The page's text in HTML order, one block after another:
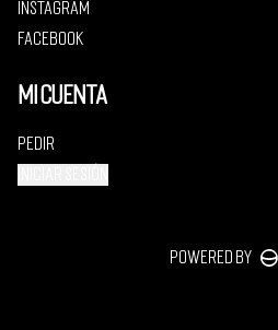
Instagram
Facebook
Mi cuenta
Pedir
Powered by